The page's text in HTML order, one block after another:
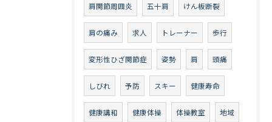
肩関節周囲炎 五十肩 けん板断裂
肩の痛み 求人 トレーナー 歩行
変形性ひざ関節症 姿勢 肩 頭痛
しびれ 予防 スキー 健康寿命
健康講和 健康体操 体操教室 地域